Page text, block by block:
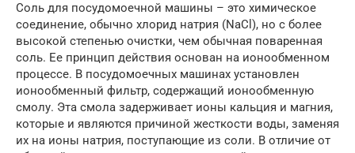
Соль для посудомоечной машины – это химическое
соединение, обычно хлорид натрия (NaCl), но с более
высокой степенью очистки, чем обычная поваренная
соль. Ее принцип действия основан на ионообменном
процессе. В посудомоечных машинах установлен
ионообменный фильтр, содержащий ионообменную
смолу. Эта смола задерживает ионы кальция и магния,
которые и являются причиной жесткости воды, заменяя
их на ионы натрия, поступающие из соли. В отличие от